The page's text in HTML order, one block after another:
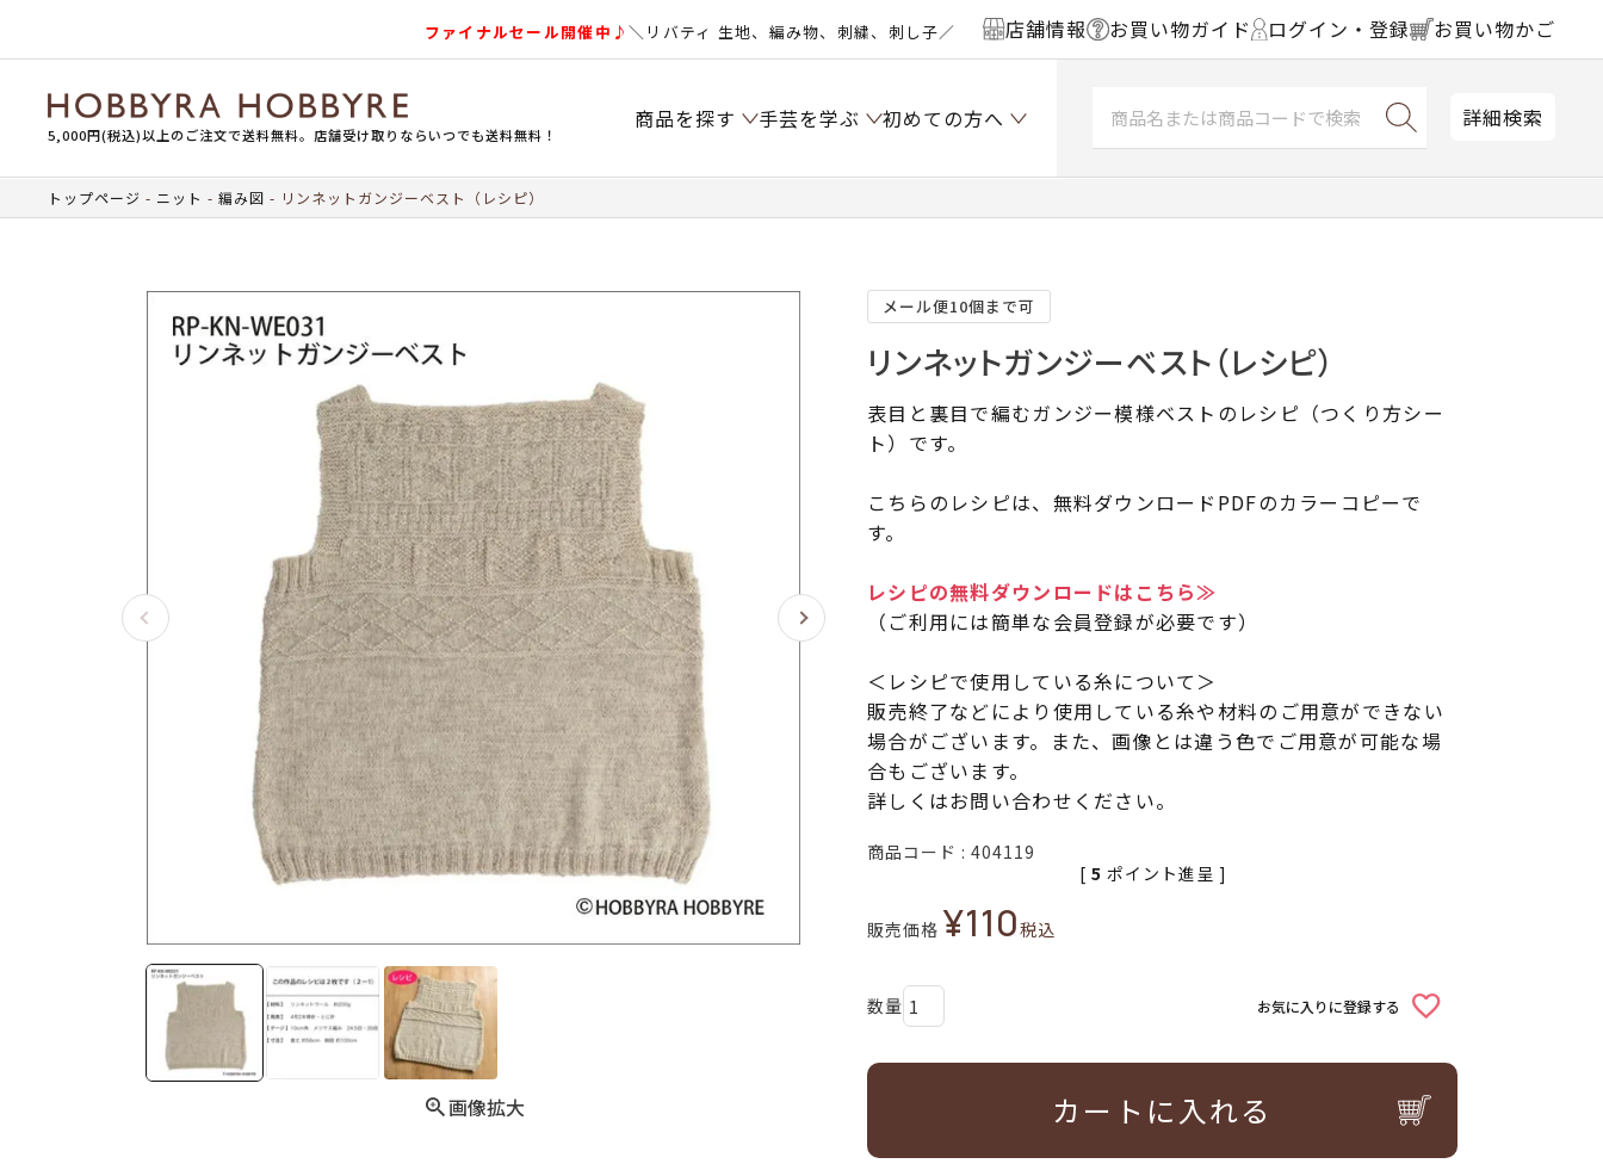
ファイナルセール開催中♪＼リバティ 生地、編み物、刺繍、刺し子／ 店舗情報 お買い物ガイド ログイン・登録 お買い物かご
5,000円(税込)以上のご注文で送料無料。店舗受け取りならいつでも送料無料！
商品を探す 手芸を学ぶ 初めての方へ 詳細検索
トップページ ニット 編み図 リンネットガンジーベスト（レシピ）
画像拡大
メール便10個まで可
リンネットガンジーベスト（レシピ）
表目と裏目で編むガンジー模様ベストのレシピ（つくり方シー
ト）です。
こちらのレシピは、無料ダウンロードPDFのカラーコピーで
す。
レシピの無料ダウンロードはこちら≫
（ご利用には簡単な会員登録が必要です）
＜レシピで使用している糸について＞
販売終了などにより使用している糸や材料のご用意ができない
場合がございます。また、画像とは違う色でご用意が可能な場
合もございます。
詳しくはお問い合わせください。
商品コード 404119
販売価格 ¥110税込
[ 5 ポイント進呈 ]
お気に入りに登録する
カートに入れる